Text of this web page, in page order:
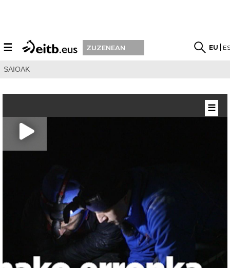
☰ ZUZENEAN EU
SAIOAK
☰